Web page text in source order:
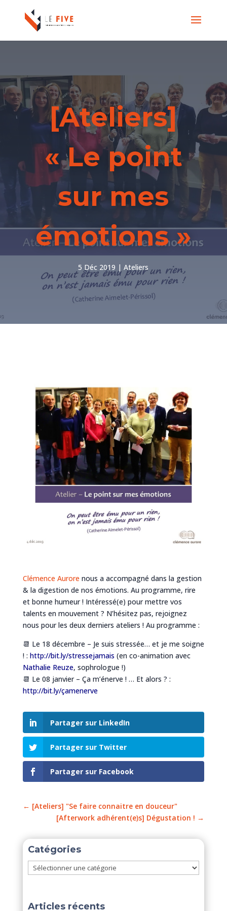
[Ateliers]
« Le point
sur mes
émotions »
5 Déc 2019 Ateliers
Clémence Aurore nous a accompagné dans la gestion
& la digestion de nos émotions. Au programme, rire
et bonne humeur ! Intéressé(e) pour mettre vos
talents en mouvement ? N’hésitez pas, rejoignez
nous pour les deux derniers ateliers ! Au programme :
📆 Le 18 décembre – Je suis stressée… et je me soigne
! : http://bit.ly/stressejamais (en co-animation avec
Nathalie Reuze, sophrologue !)
📆 Le 08 janvier – Ça m’énerve ! … Et alors ? :
http://bit.ly/çamenerve
Partager sur LinkedIn
Partager sur Twitter
Partager sur Facebook
← [Ateliers] "Se faire connaitre en douceur"
[Afterwork adhérent(e)s] Dégustation ! →
Catégories
Catégories
Articles récents